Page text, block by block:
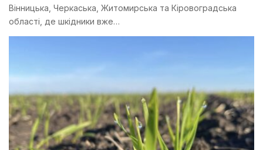
Вінницька, Черкаська, Житомирська та Кіровоградська
області, де шкідники вже…